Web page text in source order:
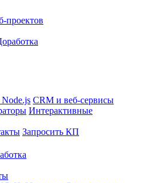
проектов
Node.js CRM и веб-сервисы
Интерактивные
Запросить КП